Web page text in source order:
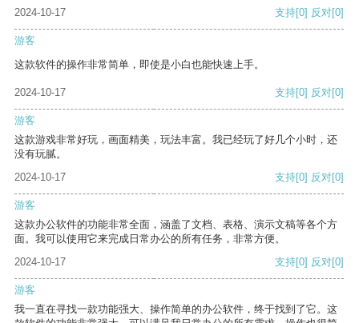
2024-10-17 支持[0] 反对[0]
游客
这款软件的操作非常简单，即使是小白也能快速上手。
2024-10-17 支持[0] 反对[0]
游客
这款游戏非常好玩，画面精美，玩法丰富。我已经玩了好几个小时，还
没有玩腻。
2024-10-17
支持[0] 反对[0]
游客
这款办公软件的功能非常全面，涵盖了文档、表格、演示文稿等各个方
面。我可以使用它来完成日常办公的所有任务，非常方便。
2024-10-17
支持[0] 反对[0]
游客
我一直在寻找一款功能强大、操作简单的办公软件，终于找到了它。这